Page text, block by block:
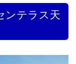
ンテラス天